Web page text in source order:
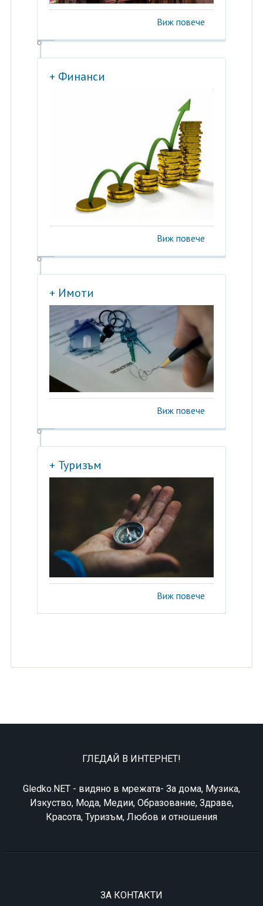
Виж повече
+ Финанси
Виж повече
+ Имоти
Виж повече
+ Туризъм
Виж повече
ГЛЕДАЙ В ИНТЕРНЕТ!
Gledko.NET - видяно в мрежата- За дома, Музика,
Изкуство, Мода, Медии, Образование, Здраве,
Красота, Туризъм, Любов и отношения
ЗА КОНТАКТИ